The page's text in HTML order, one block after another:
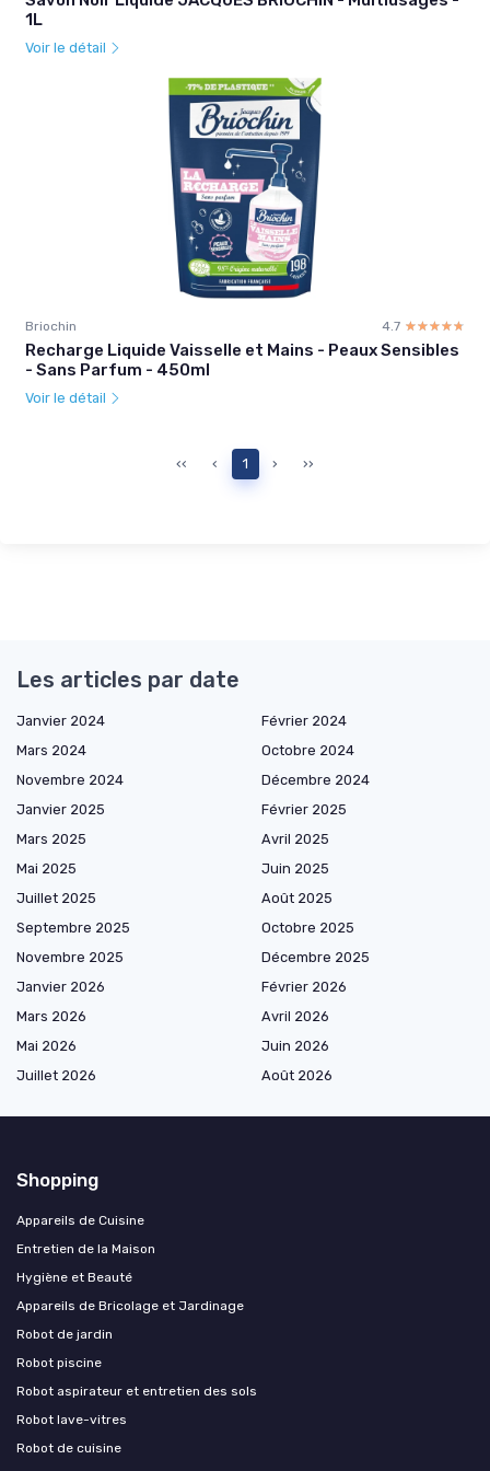
1L
Voir le détail
Briochin 4.7 ☆☆☆☆☆
★★★★★
Recharge Liquide Vaisselle et Mains - Peaux Sensibles
- Sans Parfum - 450ml
Voir le détail
‹‹ ‹ 1 › ››
Les articles par date
Janvier 2024
Février 2024
Mars 2024
Octobre 2024
Novembre 2024
Décembre 2024
Janvier 2025
Février 2025
Mars 2025
Avril 2025
Mai 2025
Juin 2025
Juillet 2025
Août 2025
Septembre 2025
Octobre 2025
Novembre 2025
Décembre 2025
Janvier 2026
Février 2026
Mars 2026
Avril 2026
Mai 2026
Juin 2026
Juillet 2026
Août 2026
Shopping
Appareils de Cuisine
Entretien de la Maison
Hygiène et Beauté
Appareils de Bricolage et Jardinage
Robot de jardin
Robot piscine
Robot aspirateur et entretien des sols
Robot lave-vitres
Robot de cuisine